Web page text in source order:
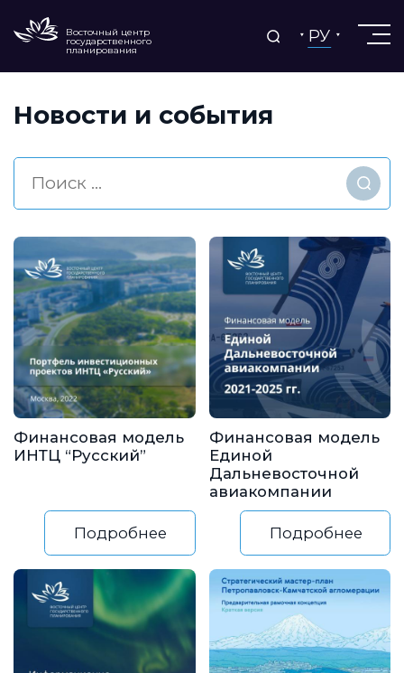
Восточный центр
государственного
планирования
РУ
Новости и события
Финансовая модель
ИНТЦ “Русский”
Подробнее
Финансовая модель
Единой
Дальневосточной
авиакомпании
Подробнее